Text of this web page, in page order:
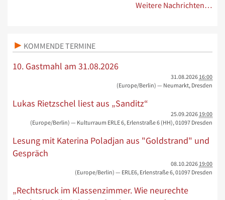
Weitere Nachrichten…
KOMMENDE TERMINE
10. Gastmahl am 31.08.2026
31.08.2026 16:00
(Europe/Berlin) — Neumarkt, Dresden
Lukas Rietzschel liest aus „Sanditz“
25.09.2026 19:00
(Europe/Berlin) — Kulturraum ERLE 6, Erlenstraße 6 (HH), 01097 Dresden
Lesung mit Katerina Poladjan aus "Goldstrand" und
Gespräch
08.10.2026 19:00
(Europe/Berlin) — ERLE6, Erlenstraße 6, 01097 Dresden
„Rechtsruck im Klassenzimmer. Wie neurechte